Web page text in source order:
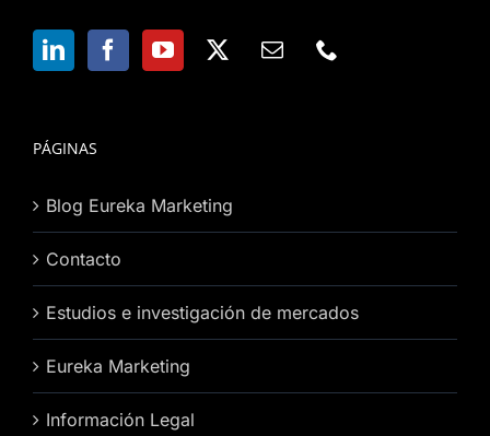
PÁGINAS
Blog Eureka Marketing
Contacto
Estudios e investigación de mercados
Eureka Marketing
Información Legal